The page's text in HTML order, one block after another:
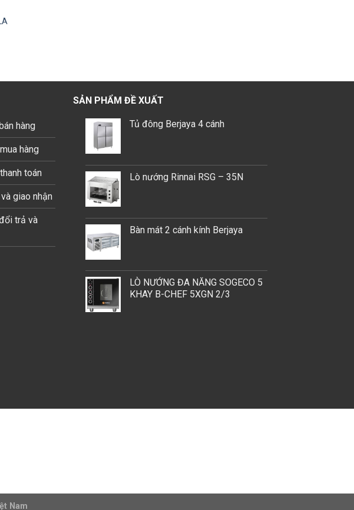
hàng
hàng
toán
giao nhận
trả và
SẢN PHẨM ĐỀ XUẤT
Tủ đông Berjaya 4 cánh
Lò nướng Rinnai RSG – 35N
Bàn mát 2 cánh kính Berjaya
LÒ NƯỚNG ĐA NĂNG SOGECO 5
KHAY B-CHEF 5XGN 2/3
Nam